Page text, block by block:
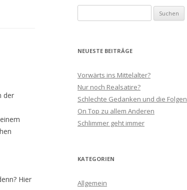
der
Hier
nach:
NEUESTE BEITRÄGE
Vorwärts ins Mittelalter?
Nur noch Realsatire?
Schlechte Gedanken und die Folgen
On Top zu allem Anderen
Schlimmer geht immer
KATEGORIEN
Allgemein